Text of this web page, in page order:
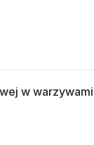
w warzywami